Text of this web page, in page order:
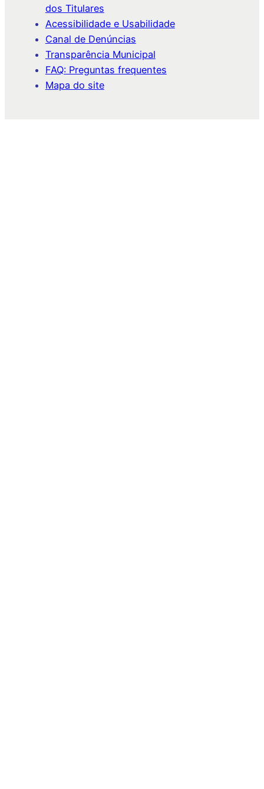
dos Titulares
Acessibilidade e Usabilidade
Canal de Denúncias
Transparência Municipal
FAQ: Preguntas frequentes
Mapa do site